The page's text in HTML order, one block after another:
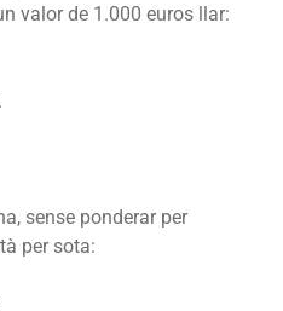
valor de 1.000 euros llar:
sense ponderar per
per sota: